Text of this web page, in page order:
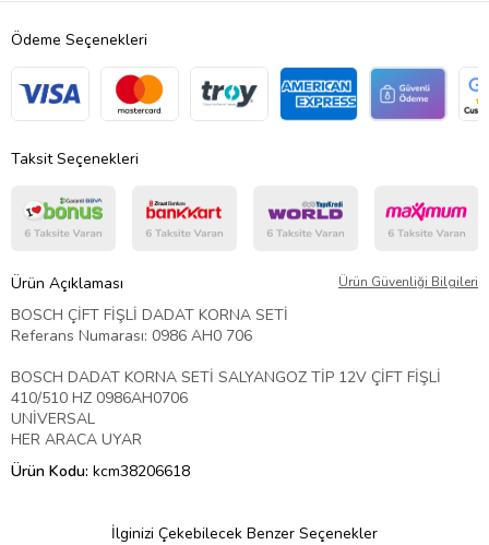
Ödeme Seçenekleri
Taksit Seçenekleri
Ürün Açıklaması Ürün Güvenliği Bilgileri
BOSCH ÇİFT FİŞLİ DADAT KORNA SETİ
Referans Numarası: 0986 AH0 706
BOSCH DADAT KORNA SETİ SALYANGOZ TİP 12V ÇİFT FİŞLİ
410/510 HZ 0986AH0706
UNİVERSAL
HER ARACA UYAR
Ürün Kodu: kcm38206618
İlginizi Çekebilecek Benzer Seçenekler